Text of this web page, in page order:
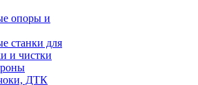
опоры и
станки для
и чистки
ДТК